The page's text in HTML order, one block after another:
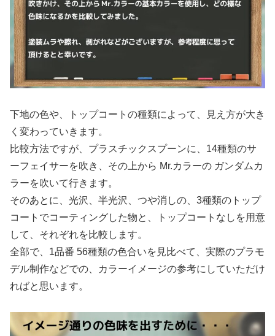
下地の色や、トップコートの種類によって、見え方が大き
く変わっていきます。
比較方法ですが、プラスチックスプーンに、14種類のサ
ーフェイサーを吹き、その上から Mr.カラーの ガンダムカ
ラーを吹いて行きます。
そのあとに、光沢、半光沢、つや消しの、3種類のトップ
コートでコーティングした物と、トップコートなしを用意
して、それぞれを比較します。
全部で、1品番 56種類の色合いを見比べて、実際のプラモ
デル制作などでの、カラーイメージの参考にしていただけ
ればと思います。